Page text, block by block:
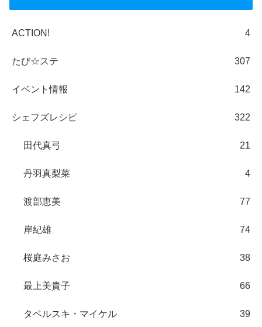
ACTION! 4
たび☆ステ 307
イベント情報 142
シェフズレシピ 322
田代真弓 21
丹羽真梨菜 4
渡部恵美 77
岸紀雄 74
桜庭みさお 38
最上美貴子 66
タベルスキ・マイケル 39